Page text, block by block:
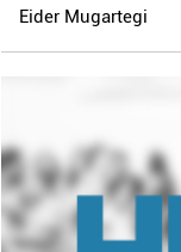
Eider Mugartegi